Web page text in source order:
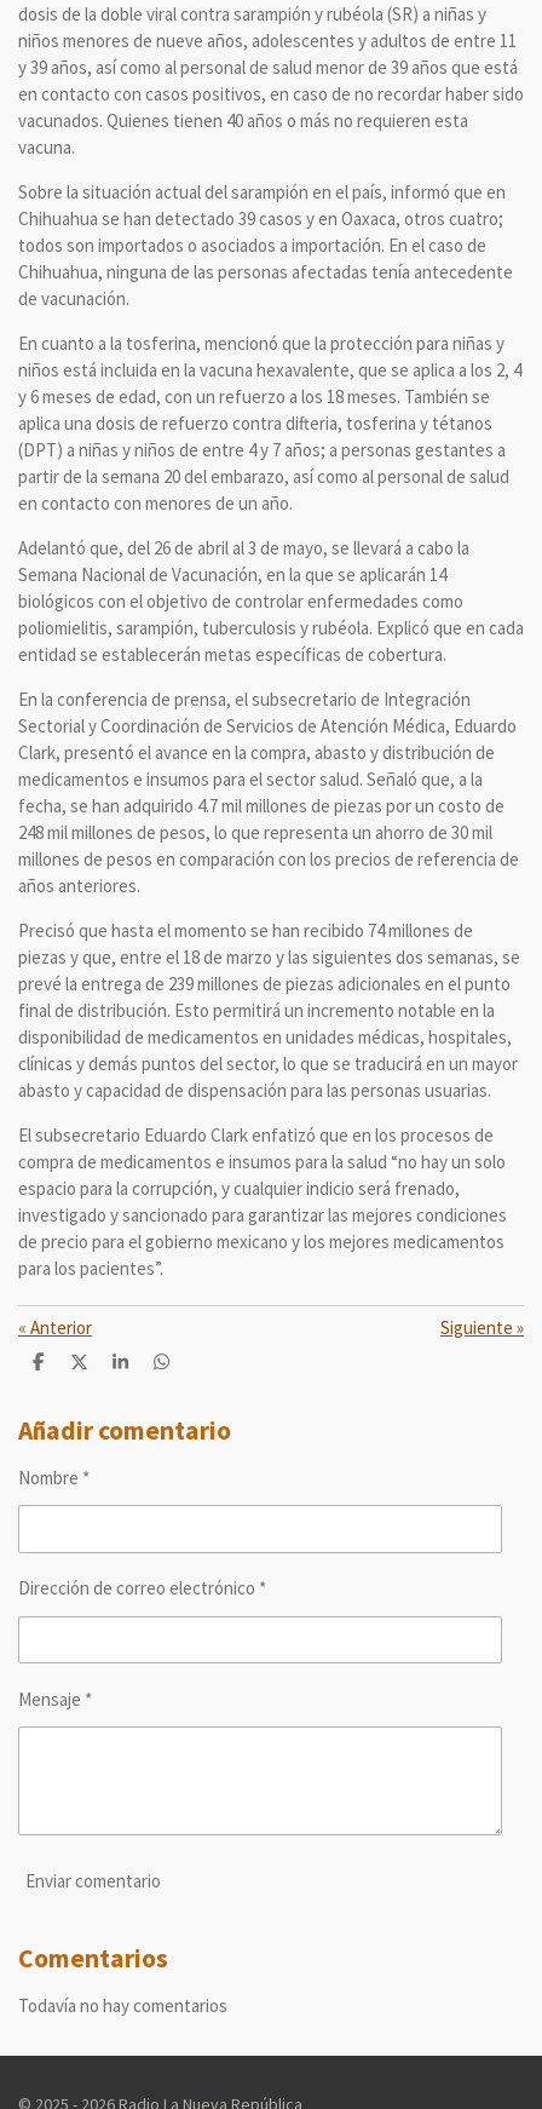
dosis de la doble viral contra sarampión y rubéola (SR) a niñas y
niños menores de nueve años, adolescentes y adultos de entre 11
y 39 años, así como al personal de salud menor de 39 años que está
en contacto con casos positivos, en caso de no recordar haber sido
vacunados. Quienes tienen 40 años o más no requieren esta
vacuna.
Sobre la situación actual del sarampión en el país, informó que en
Chihuahua se han detectado 39 casos y en Oaxaca, otros cuatro;
todos son importados o asociados a importación. En el caso de
Chihuahua, ninguna de las personas afectadas tenía antecedente
de vacunación.
En cuanto a la tosferina, mencionó que la protección para niñas y
niños está incluida en la vacuna hexavalente, que se aplica a los 2, 4
y 6 meses de edad, con un refuerzo a los 18 meses. También se
aplica una dosis de refuerzo contra difteria, tosferina y tétanos
(DPT) a niñas y niños de entre 4 y 7 años; a personas gestantes a
partir de la semana 20 del embarazo, así como al personal de salud
en contacto con menores de un año.
Adelantó que, del 26 de abril al 3 de mayo, se llevará a cabo la
Semana Nacional de Vacunación, en la que se aplicarán 14
biológicos con el objetivo de controlar enfermedades como
poliomielitis, sarampión, tuberculosis y rubéola. Explicó que en cada
entidad se establecerán metas específicas de cobertura.
En la conferencia de prensa, el subsecretario de Integración
Sectorial y Coordinación de Servicios de Atención Médica, Eduardo
Clark, presentó el avance en la compra, abasto y distribución de
medicamentos e insumos para el sector salud. Señaló que, a la
fecha, se han adquirido 4.7 mil millones de piezas por un costo de
248 mil millones de pesos, lo que representa un ahorro de 30 mil
millones de pesos en comparación con los precios de referencia de
años anteriores.
Precisó que hasta el momento se han recibido 74 millones de
piezas y que, entre el 18 de marzo y las siguientes dos semanas, se
prevé la entrega de 239 millones de piezas adicionales en el punto
final de distribución. Esto permitirá un incremento notable en la
disponibilidad de medicamentos en unidades médicas, hospitales,
clínicas y demás puntos del sector, lo que se traducirá en un mayor
abasto y capacidad de dispensación para las personas usuarias.
El subsecretario Eduardo Clark enfatizó que en los procesos de
compra de medicamentos e insumos para la salud “no hay un solo
espacio para la corrupción, y cualquier indicio será frenado,
investigado y sancionado para garantizar las mejores condiciones
de precio para el gobierno mexicano y los mejores medicamentos
para los pacientes”.
« Anterior Siguiente »
C
p
a
t
C
p
a
C
p
a
C
p
a
Añadir comentario
Nombre *
Dirección de correo electrónico *
Mensaje *
Enviar comentario
Comentarios
Todavía no hay comentarios
© 2025 - 2026 Radio La Nueva República